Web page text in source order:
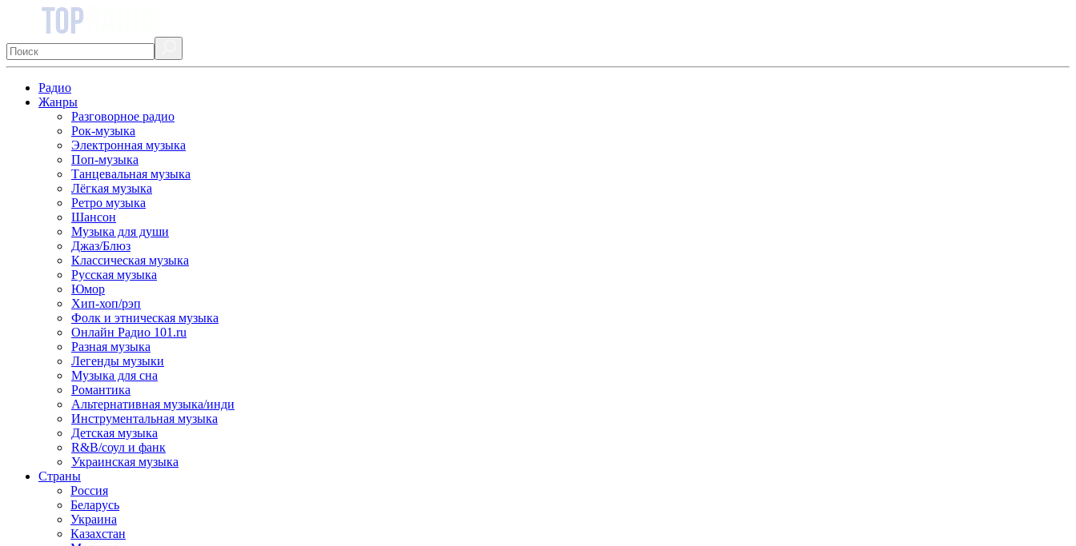
Радио
Жанры
Разговорное радио
Рок-музыка
Электронная музыка
Поп-музыка
Танцевальная музыка
Лёгкая музыка
Ретро музыка
Шансон
Музыка для души
Джаз/Блюз
Классическая музыка
Русская музыка
Юмор
Хип-хоп/рэп
Фолк и этническая музыка
Онлайн Радио 101.ru
Разная музыка
Легенды музыки
Музыка для сна
Романтика
Альтернативная музыка/инди
Инструментальная музыка
Детская музыка
R&B/cоул и фанк
Украинская музыка
Страны
Россия
Беларусь
Украина
Казахстан